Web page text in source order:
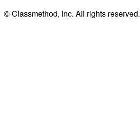
© Classmethod, Inc. All rights reserved.